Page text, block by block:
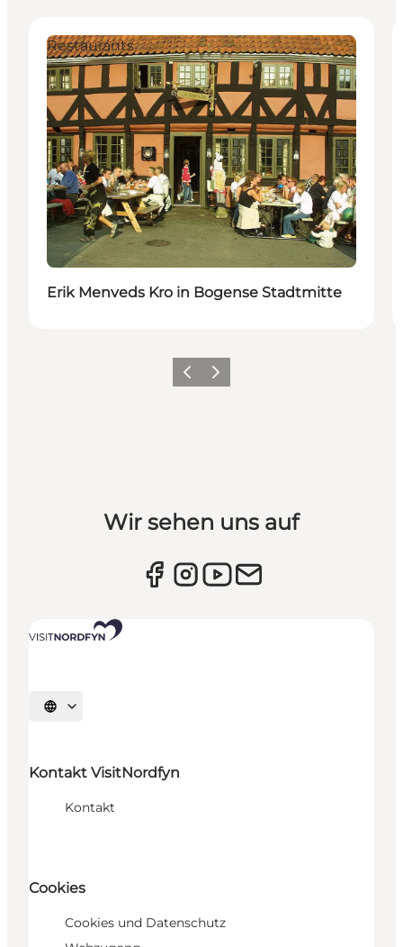
Restaurants
Erik Menveds Kro in Bogense Stadtmitte
Vorherige Folie
Nächste Folie
Wir sehen uns auf
Sprache auswählen
Kontakt VisitNordfyn
Kontakt
Cookies
Cookies und Datenschutz